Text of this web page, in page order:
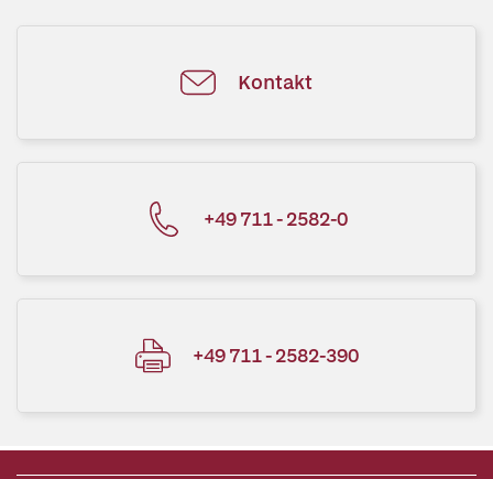
Kontakt
+49 711 - 2582-0
+49 711 - 2582-390